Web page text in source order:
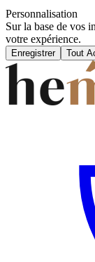
Personnalisation
Sur la base de vos
votre expérience.
Enregistrer Tout